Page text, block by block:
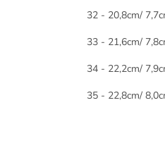
32 - 20,8cm/
33 - 21,6cm/
34 - 22,2cm/
35 - 22,8cm/